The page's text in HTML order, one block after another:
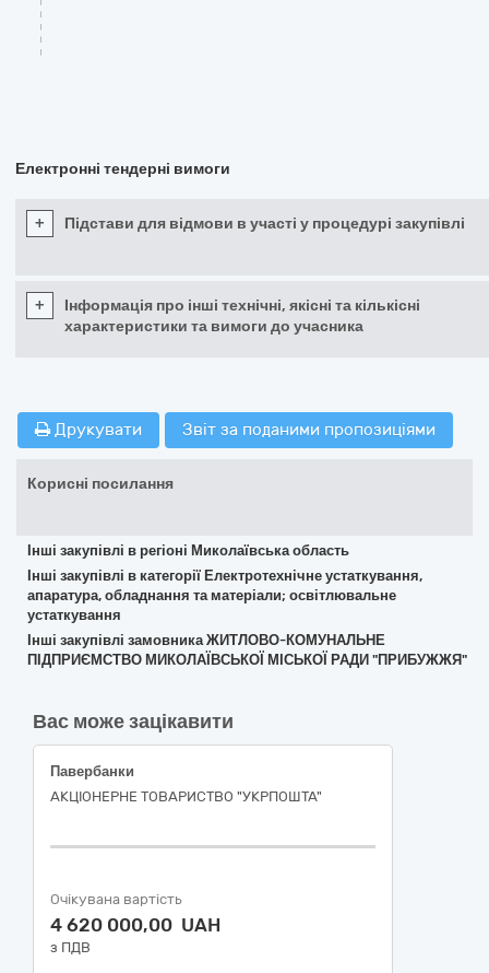
Електронні тендерні вимоги
+ Підстави для відмови в участі у процедурі закупівлі
+
Інформація про інші технічні, якісні та кількісні
характеристики та вимоги до учасника
Друкувати Звіт за поданими пропозиціями
Корисні посилання
Інші закупівлі в регіоні Миколаївська область
Інші закупівлі в категорії Електротехнічне устаткування,
апаратура, обладнання та матеріали; освітлювальне
устаткування
Інші закупівлі замовника ЖИТЛОВО-КОМУНАЛЬНЕ
ПІДПРИЄМСТВО МИКОЛАЇВСЬКОЇ МІСЬКОЇ РАДИ "ПРИБУЖЖЯ"
Вас може зацікавити
Павербанки
АКЦІОНЕРНЕ ТОВАРИСТВО "УКРПОШТА"
Очікувана вартість
4 620 000,00 UAH
з ПДВ